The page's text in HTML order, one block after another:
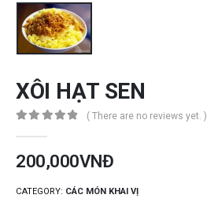
XÔI HẠT SEN
( There are no reviews yet. )
200,000VNĐ
CATEGORY: CÁC MÓN KHAI VỊ